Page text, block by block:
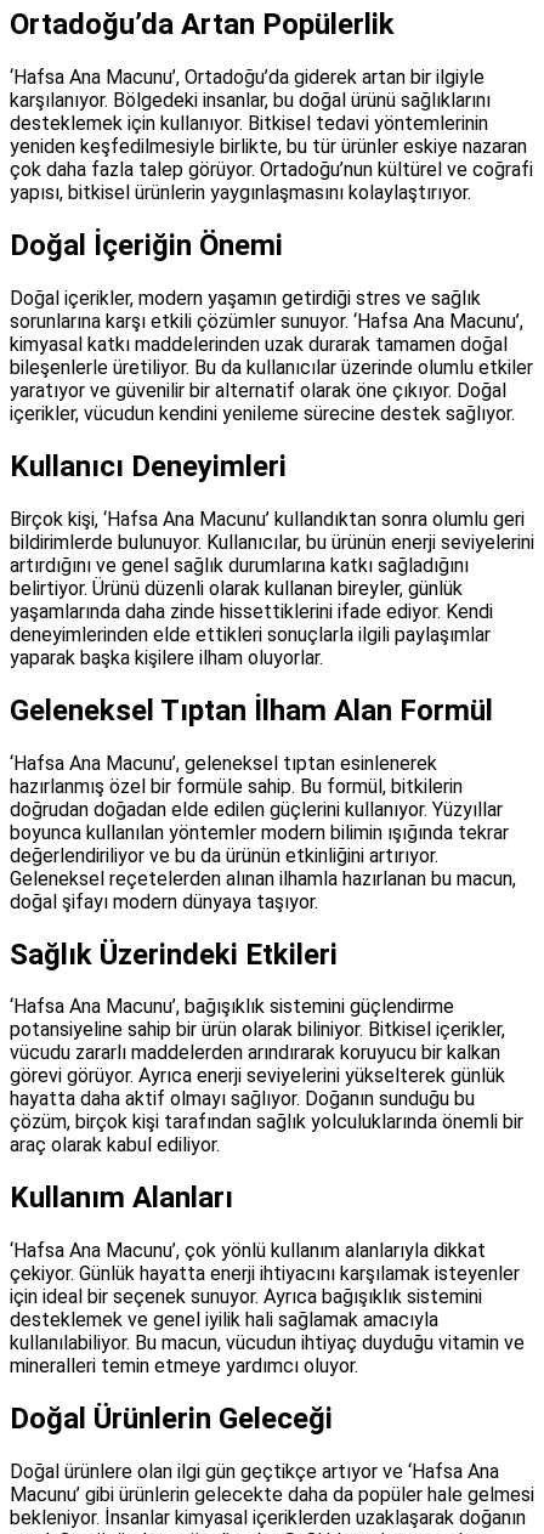
Ortadoğu’da Artan Popülerlik
‘Hafsa Ana Macunu’, Ortadoğu’da giderek artan bir ilgiyle
karşılanıyor. Bölgedeki insanlar, bu doğal ürünü sağlıklarını
desteklemek için kullanıyor. Bitkisel tedavi yöntemlerinin
yeniden keşfedilmesiyle birlikte, bu tür ürünler eskiye nazaran
çok daha fazla talep görüyor. Ortadoğu’nun kültürel ve coğrafi
yapısı, bitkisel ürünlerin yaygınlaşmasını kolaylaştırıyor.
Doğal İçeriğin Önemi
Doğal içerikler, modern yaşamın getirdiği stres ve sağlık
sorunlarına karşı etkili çözümler sunuyor. ‘Hafsa Ana Macunu’,
kimyasal katkı maddelerinden uzak durarak tamamen doğal
bileşenlerle üretiliyor. Bu da kullanıcılar üzerinde olumlu etkiler
yaratıyor ve güvenilir bir alternatif olarak öne çıkıyor. Doğal
içerikler, vücudun kendini yenileme sürecine destek sağlıyor.
Kullanıcı Deneyimleri
Birçok kişi, ‘Hafsa Ana Macunu’ kullandıktan sonra olumlu geri
bildirimlerde bulunuyor. Kullanıcılar, bu ürünün enerji seviyelerini
artırdığını ve genel sağlık durumlarına katkı sağladığını
belirtiyor. Ürünü düzenli olarak kullanan bireyler, günlük
yaşamlarında daha zinde hissettiklerini ifade ediyor. Kendi
deneyimlerinden elde ettikleri sonuçlarla ilgili paylaşımlar
yaparak başka kişilere ilham oluyorlar.
Geleneksel Tıptan İlham Alan Formül
‘Hafsa Ana Macunu’, geleneksel tıptan esinlenerek
hazırlanmış özel bir formüle sahip. Bu formül, bitkilerin
doğrudan doğadan elde edilen güçlerini kullanıyor. Yüzyıllar
boyunca kullanılan yöntemler modern bilimin ışığında tekrar
değerlendiriliyor ve bu da ürünün etkinliğini artırıyor.
Geleneksel reçetelerden alınan ilhamla hazırlanan bu macun,
doğal şifayı modern dünyaya taşıyor.
Sağlık Üzerindeki Etkileri
‘Hafsa Ana Macunu’, bağışıklık sistemini güçlendirme
potansiyeline sahip bir ürün olarak biliniyor. Bitkisel içerikler,
vücudu zararlı maddelerden arındırarak koruyucu bir kalkan
görevi görüyor. Ayrıca enerji seviyelerini yükselterek günlük
hayatta daha aktif olmayı sağlıyor. Doğanın sunduğu bu
çözüm, birçok kişi tarafından sağlık yolculuklarında önemli bir
araç olarak kabul ediliyor.
Kullanım Alanları
‘Hafsa Ana Macunu’, çok yönlü kullanım alanlarıyla dikkat
çekiyor. Günlük hayatta enerji ihtiyacını karşılamak isteyenler
için ideal bir seçenek sunuyor. Ayrıca bağışıklık sistemini
desteklemek ve genel iyilik hali sağlamak amacıyla
kullanılabiliyor. Bu macun, vücudun ihtiyaç duyduğu vitamin ve
mineralleri temin etmeye yardımcı oluyor.
Doğal Ürünlerin Geleceği
Doğal ürünlere olan ilgi gün geçtikçe artıyor ve ‘Hafsa Ana
Macunu’ gibi ürünlerin gelecekte daha da popüler hale gelmesi
bekleniyor. İnsanlar kimyasal içeriklerden uzaklaşarak doğanın